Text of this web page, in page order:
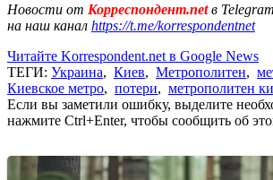
Новости от Корреспондент.netв
на наш канал https://t.me/korrespondentnet
Читайте Korrespondent.net в Google News
ТЕГИ: Украина, Киев, Метрополитен,
Киевское метро, потери, метрополитен
Если вы заметили ошибку, выделите
нажмите Ctrl+Enter, чтобы сообщить об